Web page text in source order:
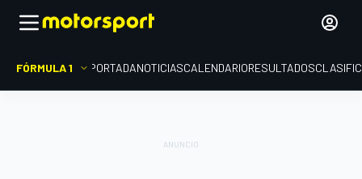
FÓRMULA 1 PORTADANOTICIASCALENDARIORESULTADOS